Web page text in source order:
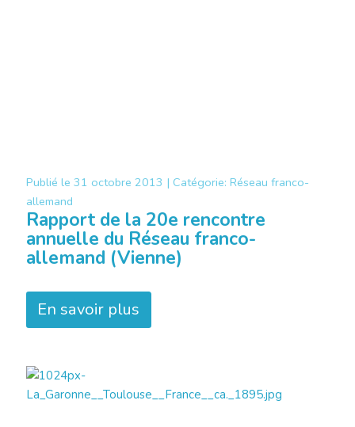
Publié le 31 octobre 2013 | Catégorie: Réseau franco-
allemand
Rapport de la 20e rencontre
annuelle du Réseau franco-
allemand (Vienne)
En savoir plus